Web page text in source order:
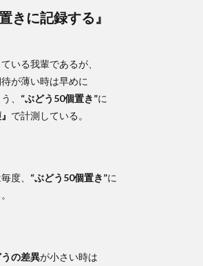
きに記録する』
いる我輩であるが、
が薄い時は早めに
、 “ぶどう50個置き”に
で計測している。
度、 “ぶどう50個置き”に
の差異が小さい時は